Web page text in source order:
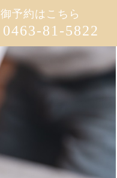
御予約はこちら
0463-81-5822